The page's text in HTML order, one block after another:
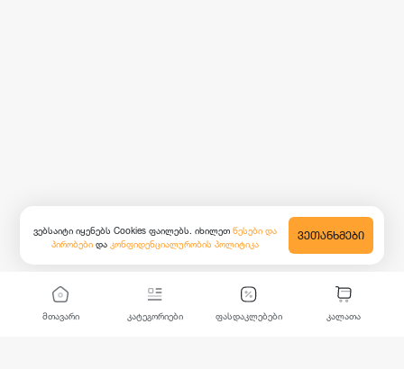
მთავარი კატეგორიები ფასდაკლებები კალათა
ვებსაიტი იყენებს Cookies ფაილებს. იხილეთ წესები და
პირობები და კონფიდენციალურობის პოლიტიკა
ᲕᲔᲗᲐᲜᲮᲛᲔᲑᲘ